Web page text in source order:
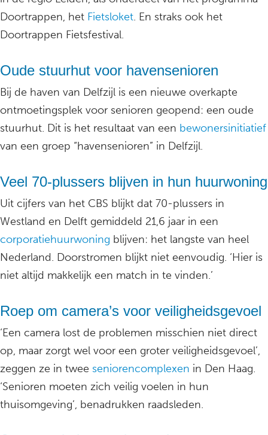
Doortrappen, het Fietsloket. En straks ook het
Doortrappen Fietsfestival.
Oude stuurhut voor havensenioren
Bij de haven van Delfzijl is een nieuwe overkapte
ontmoetingsplek voor senioren geopend: een oude
stuurhut. Dit is het resultaat van een bewonersinitiatief
van een groep “havensenioren” in Delfzijl.
Veel 70-plussers blijven in hun huurwoning
Uit cijfers van het CBS blijkt dat 70-plussers in
Westland en Delft gemiddeld 21,6 jaar in een
corporatiehuurwoning blijven: het langste van heel
Nederland. Doorstromen blijkt niet eenvoudig. ‘Hier is
niet altijd makkelijk een match in te vinden.’
Roep om camera’s voor veiligheidsgevoel
‘Een camera lost de problemen misschien niet direct
op, maar zorgt wel voor een groter veiligheidsgevoel’,
zeggen ze in twee seniorencomplexen in Den Haag.
‘Senioren moeten zich veilig voelen in hun
thuisomgeving’, benadrukken raadsleden.